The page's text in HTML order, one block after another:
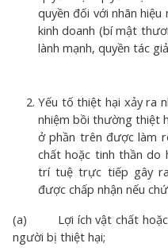
quyền đối với nhãn
kinh doanh (bí mật
lành mạnh, quyền tác
Yếu tố thiệt hại xảy ra
nhiệm bồi thường thiệt
ở phần trên được làm
chất hoặc tinh thần do
trí tuệ trực tiếp gây
được chấp nhận nếu
(a) Lợi ích vật chất hoặc
người bị thiệt hại;